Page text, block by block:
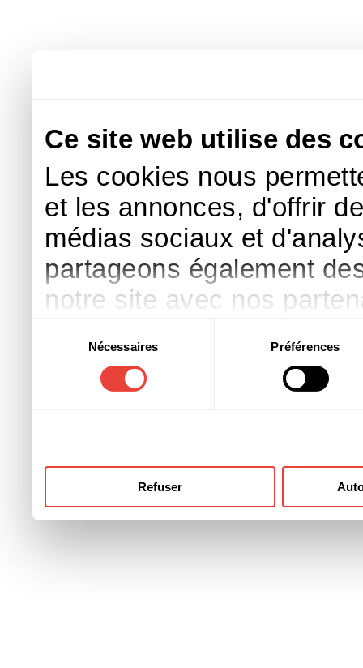
Ce site web utilise des
Les cookies nous
et les annonces, d'offrir
médias sociaux et
partageons également
notre site avec nos
d'autres informations
ont collectées lors de
consentement
Nécessaires Préférences
Refuser